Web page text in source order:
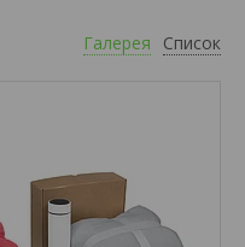
Галерея Список